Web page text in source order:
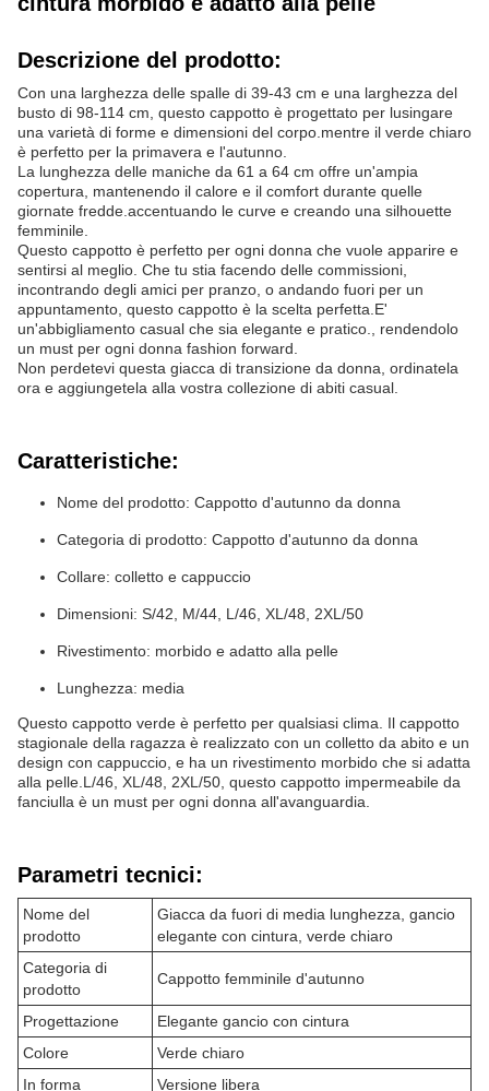
Descrizione del prodotto:
Con una larghezza delle spalle di 39-43 cm e una larghezza del
busto di 98-114 cm, questo cappotto è progettato per lusingare
una varietà di forme e dimensioni del corpo.mentre il verde chiaro
è perfetto per la primavera e l'autunno.
La lunghezza delle maniche da 61 a 64 cm offre un'ampia
copertura, mantenendo il calore e il comfort durante quelle
giornate fredde.accentuando le curve e creando una silhouette
femminile.
Questo cappotto è perfetto per ogni donna che vuole apparire e
sentirsi al meglio. Che tu stia facendo delle commissioni,
incontrando degli amici per pranzo, o andando fuori per un
appuntamento, questo cappotto è la scelta perfetta.E'
un'abbigliamento casual che sia elegante e pratico., rendendolo
un must per ogni donna fashion forward.
Non perdetevi questa giacca di transizione da donna, ordinatela
ora e aggiungetela alla vostra collezione di abiti casual.
Caratteristiche:
Nome del prodotto: Cappotto d'autunno da donna
Categoria di prodotto: Cappotto d'autunno da donna
Collare: colletto e cappuccio
Dimensioni: S/42, M/44, L/46, XL/48, 2XL/50
Rivestimento: morbido e adatto alla pelle
Lunghezza: media
Questo cappotto verde è perfetto per qualsiasi clima. Il cappotto
stagionale della ragazza è realizzato con un colletto da abito e un
design con cappuccio, e ha un rivestimento morbido che si adatta
alla pelle.L/46, XL/48, 2XL/50, questo cappotto impermeabile da
fanciulla è un must per ogni donna all'avanguardia.
Parametri tecnici:
Nome del
prodotto
Giacca da fuori di media lunghezza, gancio
elegante con cintura, verde chiaro
Categoria di
prodotto
Cappotto femminile d'autunno
Progettazione
Elegante gancio con cintura
Colore
Verde chiaro
In forma
Versione libera